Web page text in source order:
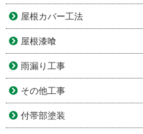
屋根カバー工法
屋根漆喰
雨漏り工事
その他工事
付帯部塗装